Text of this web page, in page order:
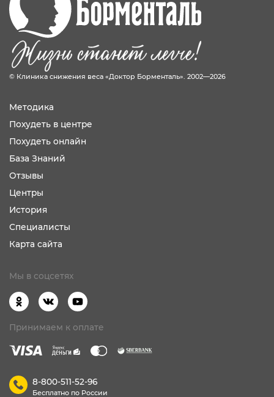
© Клиника снижения веса «Доктор Борменталь». 2002—2026
Методика
Похудеть в центре
Похудеть онлайн
База Знаний
Отзывы
Центры
История
Специалисты
Карта сайта
Мы в соцсетях
Принимаем к оплате
8-800-511-52-96
Бесплатно по России